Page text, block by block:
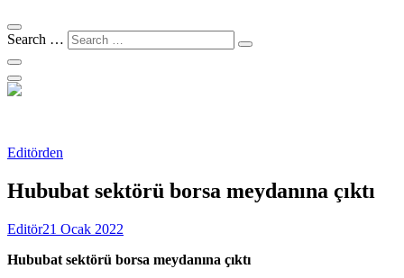
Search …
Editörden
Hububat sektörü borsa meydanına çıktı
Editör21 Ocak 2022
Hububat sektörü borsa meydanına çıktı